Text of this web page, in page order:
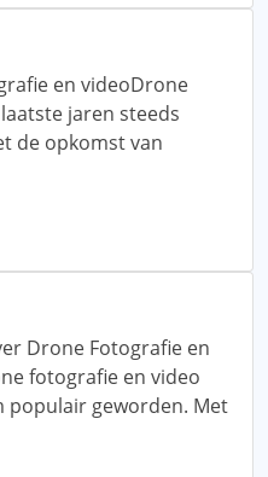
en videoDrone
jaren steeds
de opkomst van
Drone Fotografie en
fotografie en video
populair geworden. Met